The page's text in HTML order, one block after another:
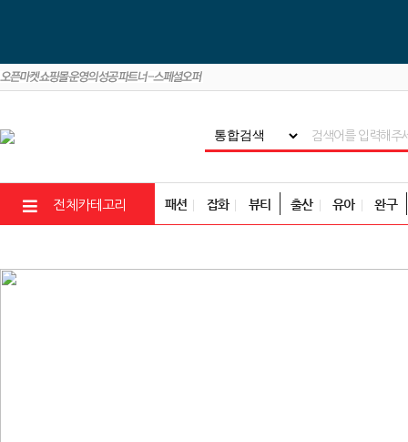
전체카테고리 패션 잡화 뷰티 출산 유아 완구